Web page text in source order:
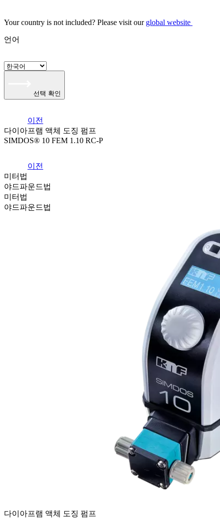
Your country is not included? Please visit our global website
언어
선택 확인
이전
다이아프램 액체 도징 펌프
SIMDOS® 10 FEM 1.10 RC-P
이전
미터법
야드파운드법
미터법
야드파운드법
다이아프램 액체 도징 펌프